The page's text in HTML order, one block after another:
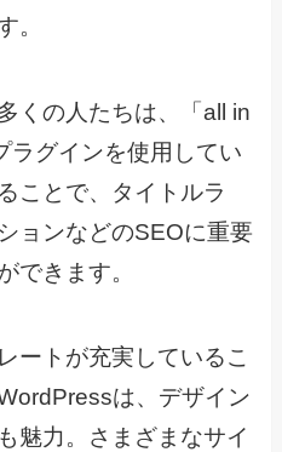
。
くの人たちは、「all in
ラグインを使用してい
ことで、タイトルラ
ョンなどのSEOに重要
できます。
ートが充実しているこ
は、デザイン
魅力。さまざまなサイ